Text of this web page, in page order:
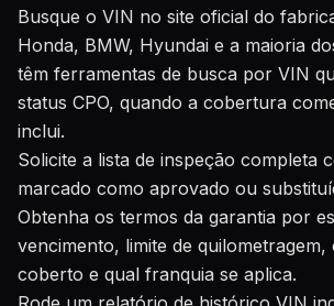
Busque o VIN no site oficial do
Honda, BMW, Hyundai e a maioria
têm ferramentas de busca por VIN
status CPO, quando a cobertura
inclui.
Solicite a lista de inspeção completa
marcado como aprovado ou
Obtenha os termos da garantia por
vencimento, limite de quilometragem,
coberto e qual franquia se aplica.